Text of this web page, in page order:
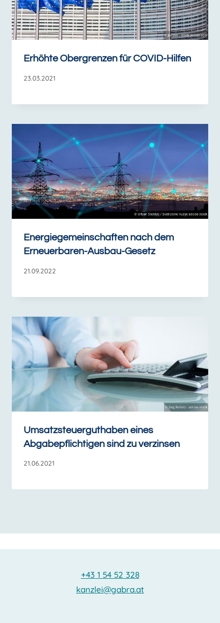
Erhöhte Obergrenzen für COVID-Hilfen
23.03.2021
Energiegemeinschaften nach dem
Erneuerbaren-Ausbau-Gesetz
21.09.2022
Umsatzsteuerguthaben eines
Abgabepflichtigen sind zu verzinsen
21.06.2021
+43 1 54 52 328
kanzlei@gabra.at